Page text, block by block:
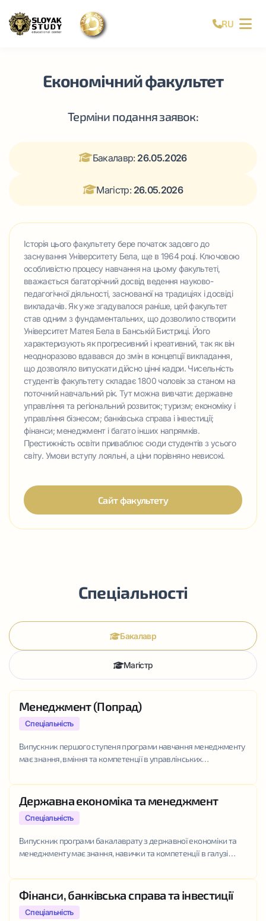
RU
Економічний факультет
Терміни подання заявок:
Бакалавр: 26.05.2026
Магістр: 26.05.2026
Історія цього факультету бере початок задовго до
заснування Університету Бела, ще в 1964 році. Ключовою
особливістю процесу навчання на цьому факультеті,
вважається багаторічний досвід ведення науково-
педагогічної діяльності, заснованої на традиціях і досвіді
викладачів. Як уже згадувалося раніше, цей факультет
став одним з фундаментальних, що дозволило створити
Університет Матея Бела в Банській Бистриці. Його
характеризують як прогресивний і креативний, так як він
неодноразово вдавався до змін в концепції викладання,
що дозволяло випускати дійсно цінні кадри. Чисельність
студентів факультету складає 1800 чоловік за станом на
поточний навчальний рік. Тут можна вивчати: державне
управління та регіональний розвиток; туризм; економіку і
управління бізнесом; банківська справа і інвестиції;
фінанси; менеджмент і багато інших напрямків.
Престижність освіти приваблює сюди студентів з усього
світу. Умови вступу лояльні, а ціни порівняно невисокі.
Сайт факультету
Спеціальності
Бакалавр
Магістр
Менеджмент (Попрад)
Спеціальність
Випускник першого ступеня програми навчання менеджменту
має знання, вміння та компетенції в управлінських
управління та застосування їх у різних функціональних сферах
організації будуть використовуватися...
Державна економіка та менеджмент
Спеціальність
Випускник програми бакалаврату з державної економіки та
менеджменту має знання, навички та компетенції в галузі
державному секторі та некомерційних організаціях.
Випускник контролює та...
Фінанси, банківська справа та інвестиції
Спеціальність